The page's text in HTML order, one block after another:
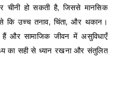
हो सकती है, जिससे मानसिक
उच्च तनाव, चिंता, और थकान।
और सामाजिक जीवन में असुविधाएँ
का सही से ध्यान रखना और संतुलित